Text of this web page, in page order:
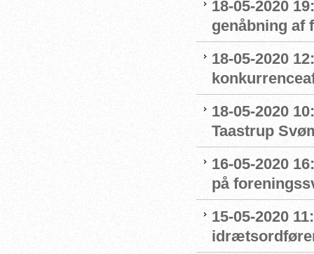
18-05-2020
genåbning af
18-05-2020
18-05-2020
Taastrup
16-05-2020
på
15-05-2020